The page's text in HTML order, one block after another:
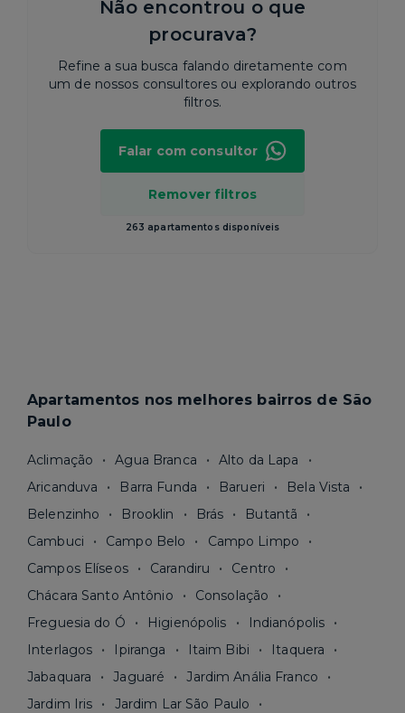
Não encontrou o que
procurava?
Refine a sua busca falando diretamente com
um de nossos consultores ou explorando outros
filtros.
Remover filtros
263 apartamentos disponíveis
Falar com consultor
Apartamentos nos melhores bairros de São
Paulo
Aclimação Agua Branca
Alto da Lapa
Aricanduva
Barra Funda Barueri
Bela Vista
Belenzinho
Brooklin Brás
Butantã
Cambuci
Campo Belo
Campo Limpo
Campos Elíseos
Carandiru
Centro
Chácara Santo Antônio
Consolação
Freguesia do Ó
Higienópolis
Indianópolis
Interlagos
Ipiranga Itaim Bibi
Itaquera
Jabaquara
Jaguaré
Jardim Anália Franco
Jardim Iris
Jardim Lar São Paulo